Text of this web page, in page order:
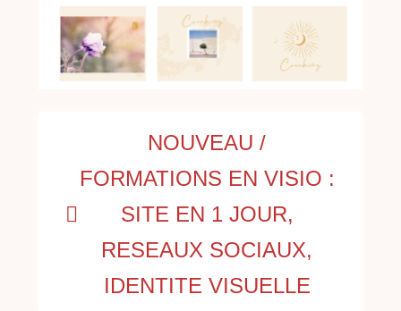
NOUVEAU /
FORMATIONS EN VISIO :
SITE EN 1 JOUR,
RESEAUX SOCIAUX,
IDENTITE VISUELLE